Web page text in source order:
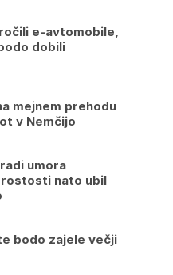
e-avtomobile,
dobili
mejnem prehodu
v Nemčijo
umora
nato ubil
bodo zajele večji